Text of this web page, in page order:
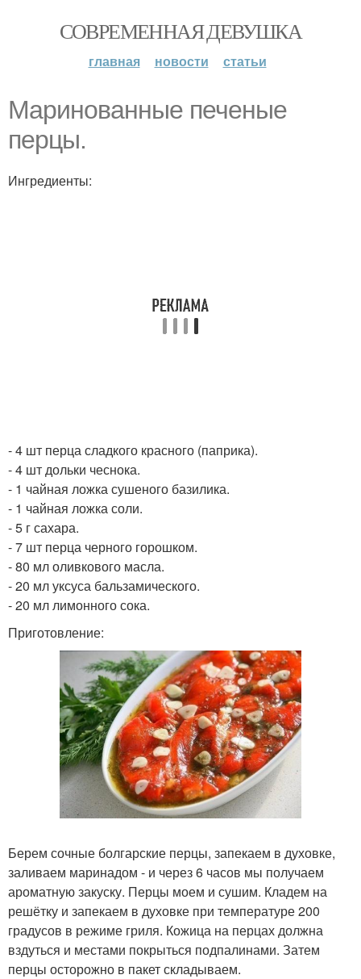
СОВРЕМЕННАЯ ДЕВУШКА
главная новости статьи
Маринованные печеные
перцы.
Ингредиенты:
- 4 шт перца сладкого красного (паприка).
- 4 шт дольки чеснока.
- 1 чайная ложка сушеного базилика.
- 1 чайная ложка соли.
- 5 г сахара.
- 7 шт перца черного горошком.
- 80 мл оливкового масла.
- 20 мл уксуса бальзамического.
- 20 мл лимонного сока.
Приготовление:
Берем сочные болгарские перцы, запекаем в духовке,
заливаем маринадом - и через 6 часов мы получаем
ароматную закуску. Перцы моем и сушим. Кладем на
решётку и запекаем в духовке при температуре 200
градусов в режиме гриля. Кожица на перцах должна
вздуться и местами покрыться подпалинами. Затем
перцы осторожно в пакет складываем.